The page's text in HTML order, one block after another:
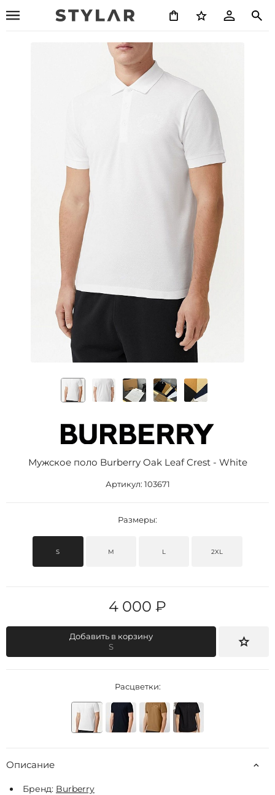
Мужское поло Burberry Oak Leaf Crest - White
Артикул: 103671
Размеры:
S M L 2XL
4 000 ₽
Добавить в корзину
S
Расцветки:
Описание
Бренд: Burberry